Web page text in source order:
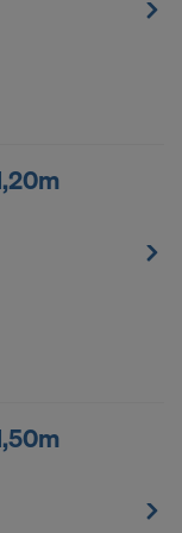
VS
(‘Internet
nodig